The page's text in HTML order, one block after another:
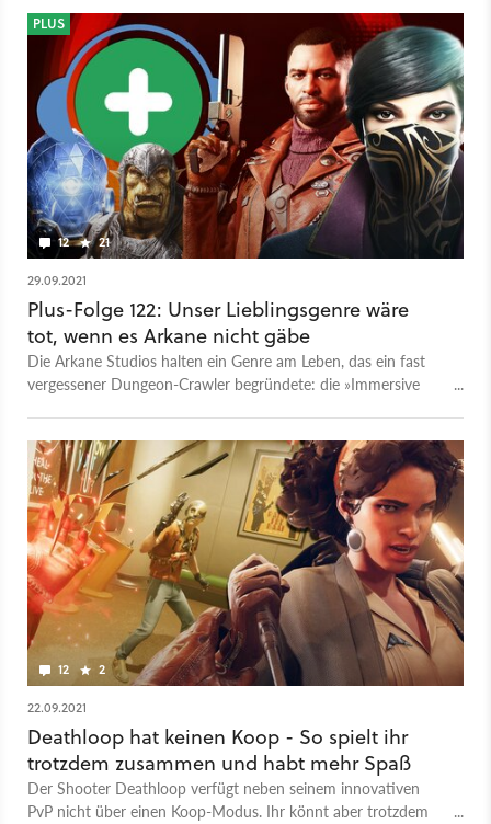
12 21
PLUS
29.09.2021
Plus-Folge 122: Unser Lieblingsgenre wäre
tot, wenn es Arkane nicht gäbe
Die Arkane Studios halten ein Genre am Leben, das ein fast
vergessener Dungeon-Crawler begründete: die »Immersive
12 2
22.09.2021
Deathloop hat keinen Koop - So spielt ihr
trotzdem zusammen und habt mehr Spaß
Der Shooter Deathloop verfügt neben seinem innovativen
PvP nicht über einen Koop-Modus. Ihr könnt aber trotzdem